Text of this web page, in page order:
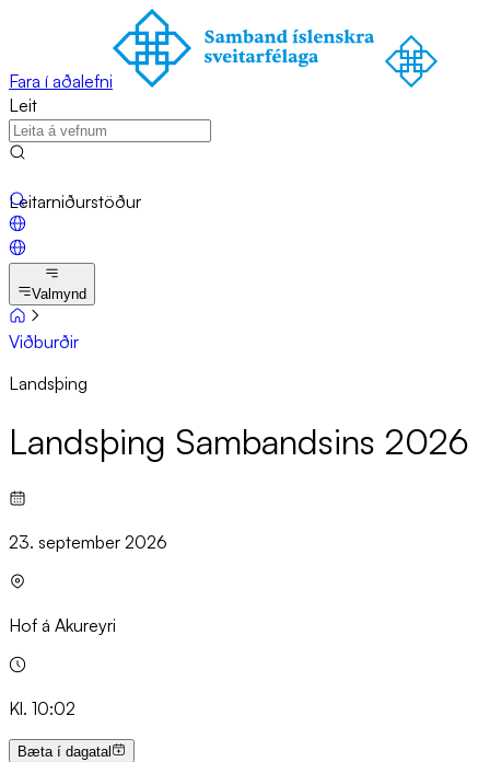
Fara í aðalefni
Leit
Leitarniðurstöður
Valmynd
Viðburðir
Landsþing
Lands­þing Sam­bands­ins 2026
23. september 2026
Hof á Akureyri
Kl. 10:02
Bæta í dagatal